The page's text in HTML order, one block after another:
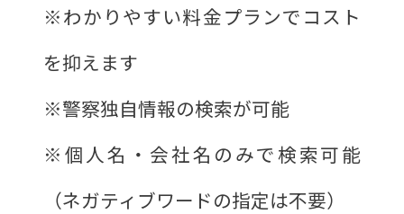
※わかりやすい料金プランでコスト
を抑えます
※警察独自情報の検索が可能
※個人名・会社名のみで検索可能
（ネガティブワードの指定は不要）